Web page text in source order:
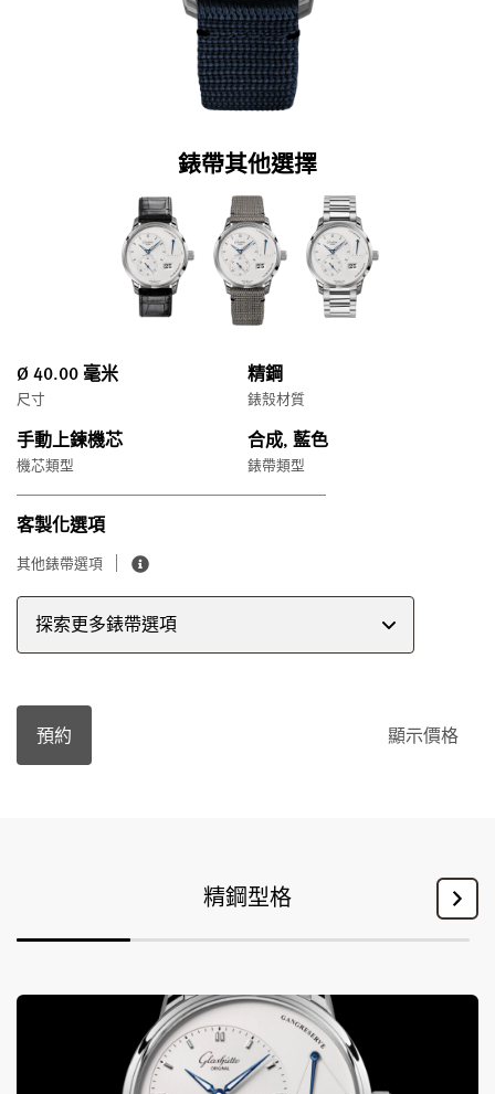
錶帶其他選擇
Ø 40.00 毫米
尺寸
精鋼
錶殼材質
手動上鍊機芯
機芯類型
合成, 藍色
錶帶類型
客製化選項
其他錶帶選項
探索更多錶帶選項
預約 顯示價格
精鋼型格